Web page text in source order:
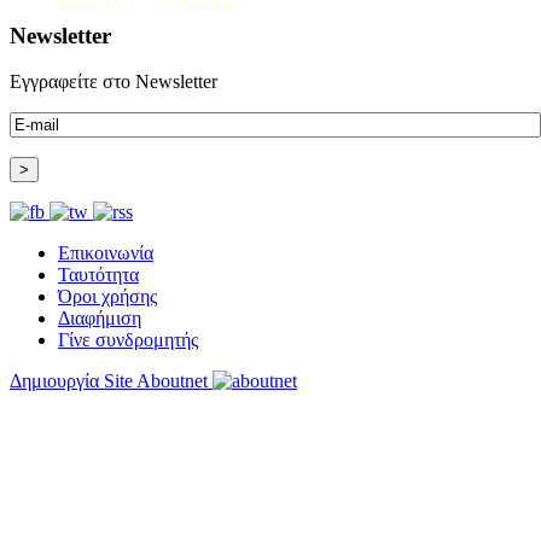
Newsletter
Εγγραφείτε στο Newsletter
Επικοινωνία
Ταυτότητα
Όροι χρήσης
Διαφήμιση
Γίνε συνδρομητής
Δημιουργία Site Aboutnet